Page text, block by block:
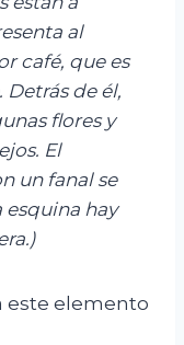
al
café, que es
de él,
flores y
El
un fanal se
esquina hay
este elemento